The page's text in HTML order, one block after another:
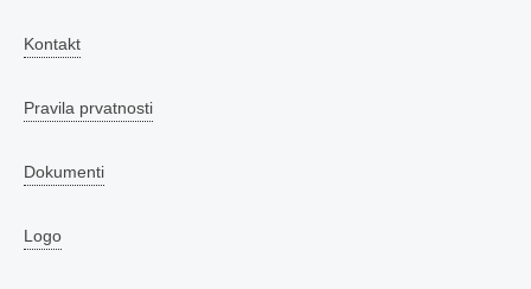
Kontakt
Pravila prvatnosti
Dokumenti
Logo